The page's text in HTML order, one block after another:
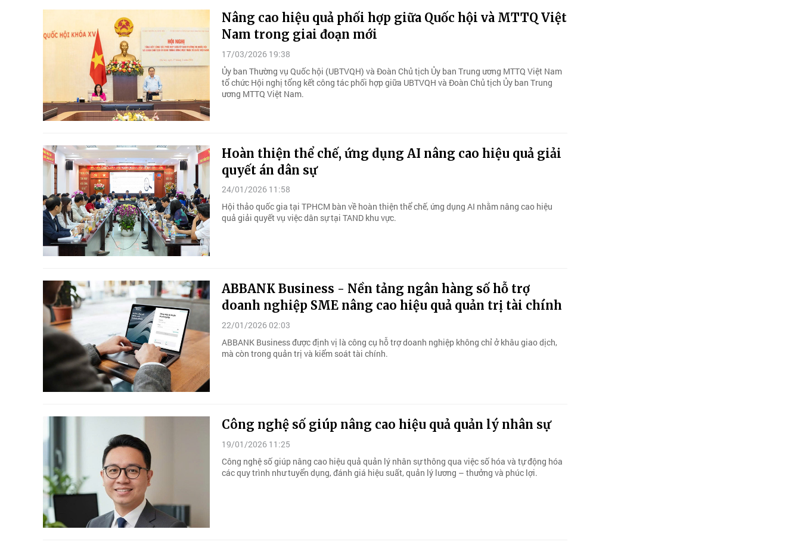
Nâng cao hiệu quả phối hợp giữa Quốc hội và MTTQ Việt
Nam trong giai đoạn mới
17/03/2026 19:38
Ủy ban Thường vụ Quốc hội (UBTVQH) và Đoàn Chủ tịch Ủy ban Trung ương MTTQ Việt Nam
tổ chức Hội nghị tổng kết công tác phối hợp giữa UBTVQH và Đoàn Chủ tịch Ủy ban Trung
ương MTTQ Việt Nam.
Hoàn thiện thể chế, ứng dụng AI nâng cao hiệu quả giải
quyết án dân sự
24/01/2026 11:58
Hội thảo quốc gia tại TPHCM bàn về hoàn thiện thể chế, ứng dụng AI nhằm nâng cao hiệu
quả giải quyết vụ việc dân sự tại TAND khu vực.
ABBANK Business - Nền tảng ngân hàng số hỗ trợ
doanh nghiệp SME nâng cao hiệu quả quản trị tài chính
22/01/2026 02:03
ABBANK Business được định vị là công cụ hỗ trợ doanh nghiệp không chỉ ở khâu giao dịch,
mà còn trong quản trị và kiểm soát tài chính.
Công nghệ số giúp nâng cao hiệu quả quản lý nhân sự
19/01/2026 11:25
Công nghệ số giúp nâng cao hiệu quả quản lý nhân sự thông qua việc số hóa và tự động hóa
các quy trình như tuyển dụng, đánh giá hiệu suất, quản lý lương – thưởng và phúc lợi.